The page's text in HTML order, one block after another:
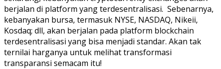
berjalan di platform yang terdesentralisasi. Sebenarnya,
kebanyakan bursa, termasuk NYSE, NASDAQ, Nikeii,
Kosdaq; dll, akan berjalan pada platform blockchain
terdesentralisasi yang bisa menjadi standar. Akan tak
ternilai harganya untuk melihat transformasi
transparansi semacam itu!